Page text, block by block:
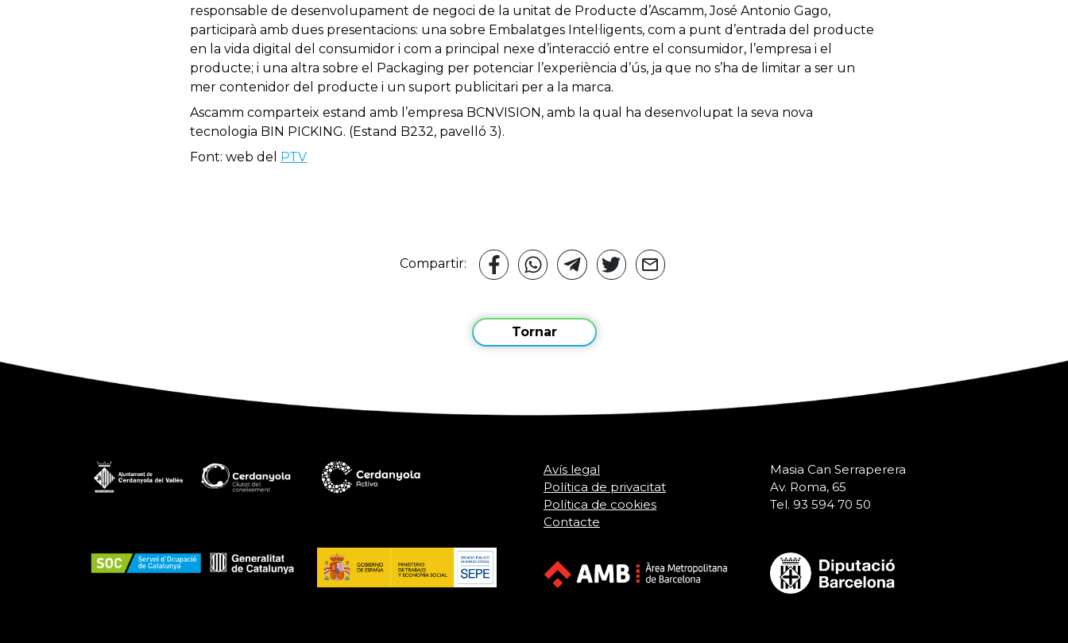
responsable de desenvolupament de negoci de la unitat de Producte d’Ascamm, José Antonio Gago,
participarà amb dues presentacions: una sobre Embalatges Intel·ligents, com a punt d’entrada del producte
en la vida digital del consumidor i com a principal nexe d’interacció entre el consumidor, l’empresa i el
producte; i una altra sobre el Packaging per potenciar l’experiència d’ús, ja que no s’ha de limitar a ser un
mer contenidor del producte i un suport publicitari per a la marca.
Ascamm comparteix estand amb l’empresa BCNVISION, amb la qual ha desenvolupat la seva nova
tecnologia BIN PICKING. (Estand B232, pavelló 3).
Font: web del PTV
Compartir:
Tornar
Avís legal
Política de privacitat
Política de cookies
Contacte
Masia Can Serraperera
Av. Roma, 65
Tel. 93 594 70 50